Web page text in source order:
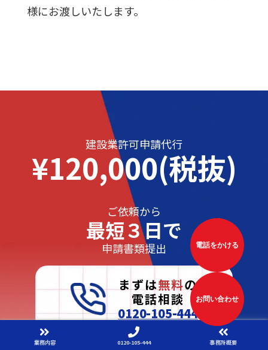
電話をかける
お問い合わせ
様にお渡しいたします。
建設業許可申請代行
¥120,000(税抜)
ご依頼から
最短３日で
申請書類提出
まずは無料の
電話相談
0120-105-444
問い合わせフォームへ
業務内容 0120-105-444 事務所概要